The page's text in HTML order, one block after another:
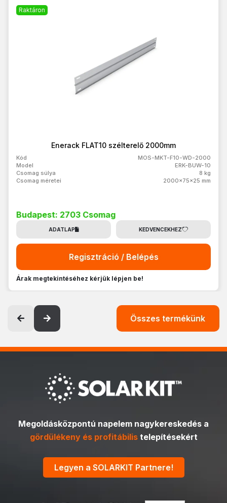
Raktáron
Enerack FLAT10 szélterelő 2000mm
Kód
MOS-MKT-F10-WD-2000
Model
ERK-BUW-10
Csomag súlya
8 kg
Csomag méretei
2000x75x25 mm
Budapest: 2703 Csomag
ADATLAP KEDVENCEKHEZ
Regisztráció / Belépés
Árak megtekintéséhez kérjük lépjen be!
Összes termékünk
Megoldásközpontú napelem nagykereskedés a
gördülékeny és profitábilistelepítésekért
Legyen a SOLARKIT Partnere!